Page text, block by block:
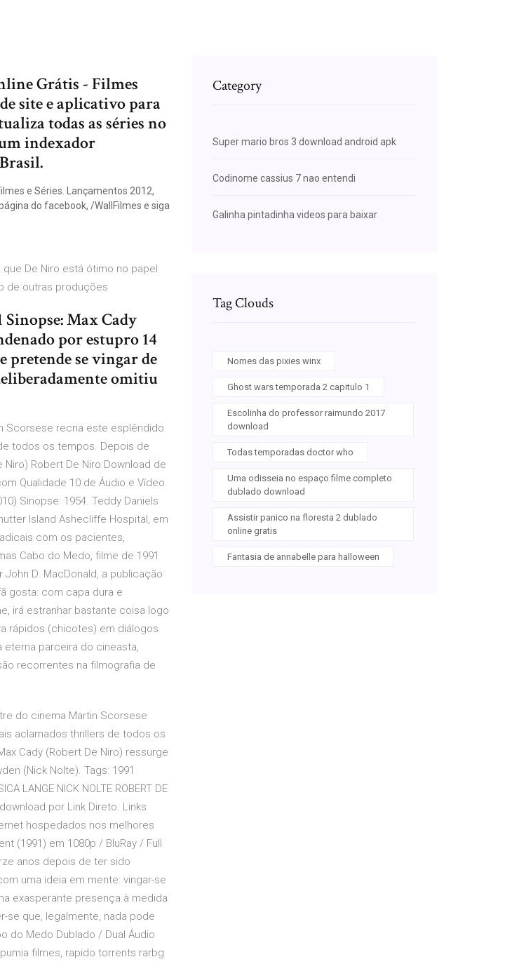
Grátis - Filmes
site e aplicativo para
todas as séries no
indexador
e Séries. Lançamentos 2012,
do facebook, /WallFilmes e siga
De Niro está ótimo no papel
de outras produções
Max Cady
por estupro 14
pretende se vingar de
omitiu
Scorsese recria este esplêndido
todos os tempos. Depois de
Robert De Niro Download de
Qualidade 10 de Áudio e Vídeo
Sinopse: 1954. Teddy Daniels
Island Ashecliffe Hospital, em
com os pacientes,
Cabo do Medo, filme de 1991
D. MacDonald, a publicação
gosta: com capa dura e
irá estranhar bastante coisa logo
rápidos (chicotes) em diálogos
parceira do cineasta,
recorrentes na filmografia de
do cinema Martin Scorsese
aclamados thrillers de todos os
Cady (Robert De Niro) ressurge
(Nick Nolte). Tags: 1991
LANGE NICK NOLTE ROBERT DE
por Link Direto. Links
hospedados nos melhores
(1991) em 1080p / BluRay / Full
anos depois de ter sido
uma ideia em mente: vingar-se
exasperante presença à medida
se que, legalmente, nada pode
do Medo Dublado / Dual Áudio
filmes, rapido torrents rarbg
Category
Super mario bros 3 download android apk
Codinome cassius 7 nao entendi
Galinha pintadinha videos para baixar
Tag Clouds
Nomes das pixies winx
Ghost wars temporada 2 capitulo 1
Escolinha do professor raimundo 2017
download
Todas temporadas doctor who
Uma odisseia no espaço filme completo
dublado download
Assistir panico na floresta 2 dublado
online gratis
Fantasia de annabelle para halloween